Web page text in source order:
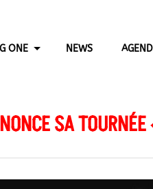
G ONE NEWS
SA